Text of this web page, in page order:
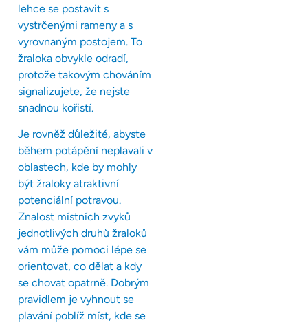
lehce se postavit s
vystrčenými rameny a s
vyrovnaným postojem. To
žraloka obvykle odradí,
protože takovým chováním
signalizujete, že nejste
snadnou kořistí.
Je rovněž důležité, abyste
během potápění neplavali v
oblastech, kde by mohly
být žraloky atraktivní
potenciální potravou.
Znalost místních zvyků
jednotlivých druhů žraloků
vám může pomoci lépe se
orientovat, co dělat a kdy
se chovat opatrně. Dobrým
pravidlem je vyhnout se
plavání poblíž míst, kde se